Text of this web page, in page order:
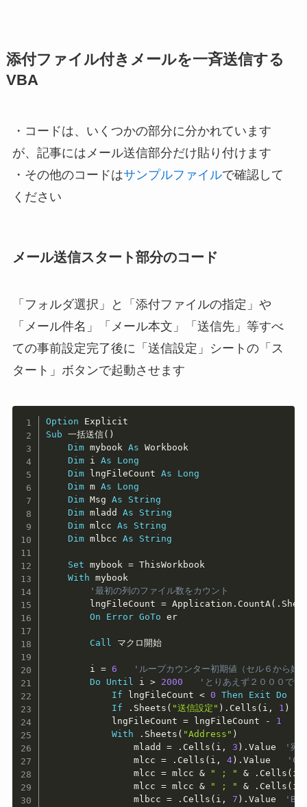
添付ファイル付きメールを一斉送信する
VBA
・コードは、いくつかの部分に分かれています
が、記事にはメール送信部分だけ貼り付けます
・その他のコードはサンプルファイルで確認して
ください
メール送信スタート部分のコード
「フォルダ選択」と「添付ファイルの指定」や
「メール件名」「メール本文」「送信先」等すべ
ての事前設定完了後に 「送信設定」シートの「ス
タート」ボタンで起動させます
Option
Sub 一括送信( )
Dim mybook As Workbook
Dim i As
Long
Dim lngFileCount As
Long
Dim m As
Long
Dim Msg As
String
Dim mladd As
String
Dim mlcc As
String
Dim mlbcc As String
Set mybook = ThisWorkbook
With mybook
'最初の列のファイル数をカウント
        lngFileCount
= Application . CountA ( .
On
Error GoTo er
Call マクロ開始
        i
= 6
'ループカウンター初期値（セル６から始
Do
Until i > 2000
'とりあえず２０００で
If lngFileCount < 0 Then Exit
Do
If
. Sheets ( "送信設定" ) . Cells ( i , 1 )
            lngFileCount
= lngFileCount -
1
With
. Sheets ( "Address" )
                mladd
= . Cells ( i , 3 ) .Value
'宛
                mlcc
= . Cells ( i , 4 ) .Value
'CC
                mlcc
= mlcc & " ; " & . Cells ( i
                mlcc
= mlcc & " ; " & . Cells ( i
                mlbcc
= . Cells ( i , 7 ) .Value